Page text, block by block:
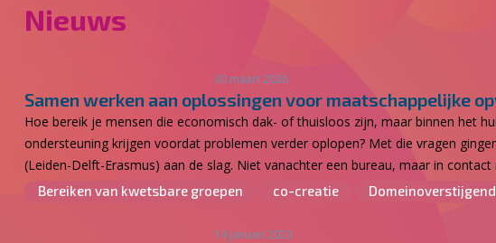
Nieuws
30 maart 2026
Samen werken aan oplossingen voor maatschappelijke
Hoe bereik je mensen die economisch dak- of thuisloos zijn, maar binnen het
ondersteuning krijgen voordat problemen verder oplopen? Met die vragen
(Leiden-Delft-Erasmus) aan de slag. Niet vanachter een bureau, maar in contact
Bereiken van kwetsbare groepen co-creatie
14 januari 2023